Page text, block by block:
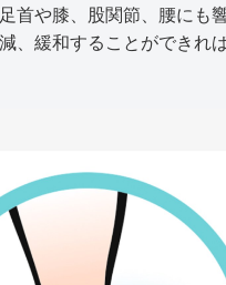
首や膝、股関節、腰にも
、緩和することができれ